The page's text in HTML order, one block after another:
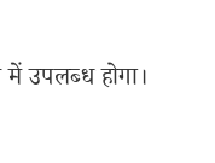
उपलब्ध होगा।